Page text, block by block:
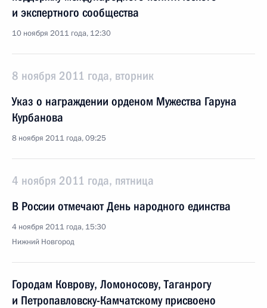
и экспертного сообщества
10 ноября 2011 года, 12:30
8 ноября 2011 года, вторник
Указ о награждении орденом Мужества Гаруна
Курбанова
8 ноября 2011 года, 09:25
4 ноября 2011 года, пятница
В России отмечают День народного единства
4 ноября 2011 года, 15:30
Нижний Новгород
Городам Коврову, Ломоносову, Таганрогу
и Петропавловску-Камчатскому присвоено